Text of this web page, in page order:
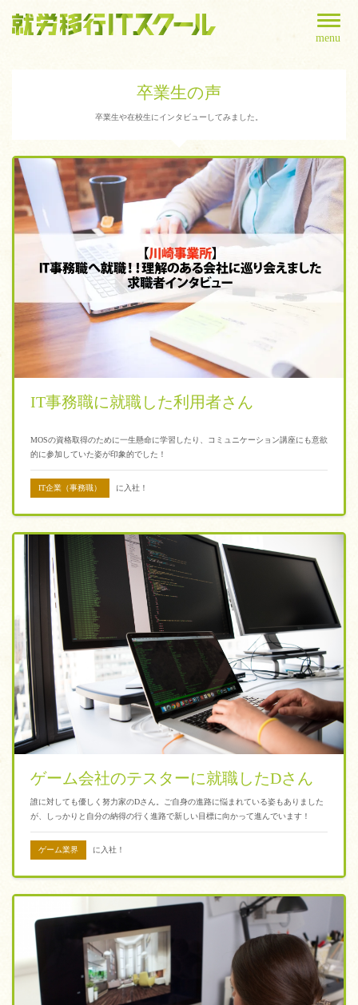
menu
卒業生の声
卒業生や在校生にインタビューしてみました。
IT事務職に就職した利用者さん
MOSの資格取得のために一生懸命に学習したり、コミュニケーション講座にも意欲
的に参加していた姿が印象的でした！
IT企業（事務職） に入社！
ゲーム会社のテスターに就職したDさん
誰に対しても優しく努力家のDさん。ご自身の進路に悩まれている姿もありました
が、しっかりと自分の納得の行く進路で新しい目標に向かって進んでいます！
ゲーム業界 に入社！